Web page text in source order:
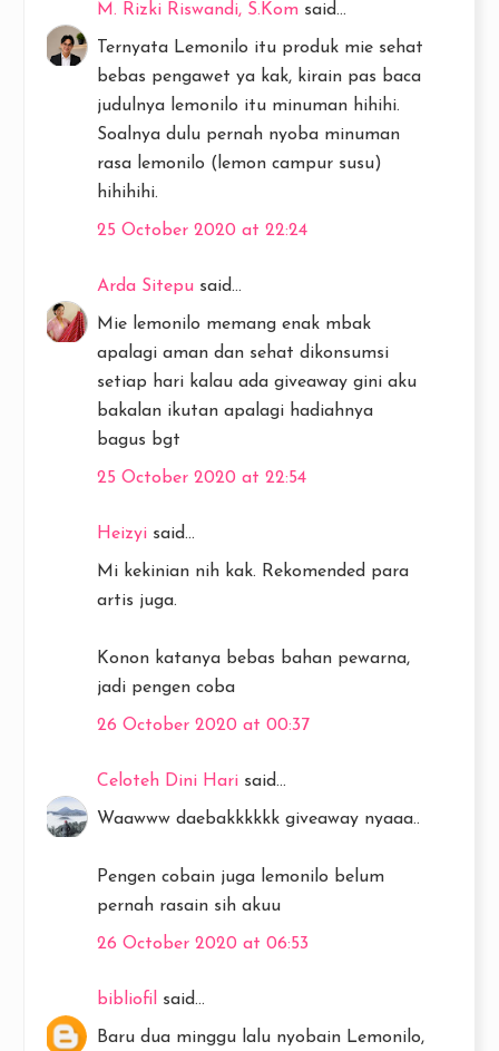
M. Rizki Riswandi, S.Kom said...
Ternyata Lemonilo itu produk mie sehat
bebas pengawet ya kak, kirain pas baca
judulnya lemonilo itu minuman hihihi.
Soalnya dulu pernah nyoba minuman
rasa lemonilo (lemon campur susu)
hihihihi.
25 October 2020 at 22:24
Arda Sitepu said...
Mie lemonilo memang enak mbak
apalagi aman dan sehat dikonsumsi
setiap hari kalau ada giveaway gini aku
bakalan ikutan apalagi hadiahnya
bagus bgt
25 October 2020 at 22:54
Heizyi said...
Mi kekinian nih kak. Rekomended para
artis juga.
Konon katanya bebas bahan pewarna,
jadi pengen coba
26 October 2020 at 00:37
Celoteh Dini Hari said...
Waawww daebakkkkkk giveaway nyaaa..
Pengen cobain juga lemonilo belum
pernah rasain sih akuu
26 October 2020 at 06:53
bibliofil said...
Baru dua minggu lalu nyobain Lemonilo,